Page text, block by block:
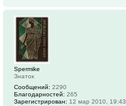
Spermike
Знаток
Сообщений: 2290
Благодарностей: 265
Зарегистрирован: 12 мар 2010, 19:43